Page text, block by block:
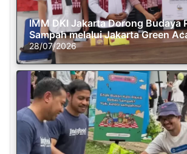
IMM DKI Jakarta Dorong Budaya
Sampah melalui Jakarta Green
28/07/2026